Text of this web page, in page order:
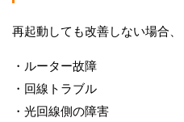
再起動しても改善しない場合、
・ルーター故障
・回線トラブル
・光回線側の障害